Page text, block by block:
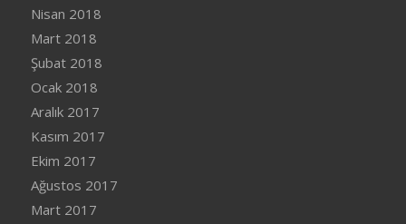
Nisan 2018
Mart 2018
Şubat 2018
Ocak 2018
Aralık 2017
Kasım 2017
Ekim 2017
Ağustos 2017
Mart 2017